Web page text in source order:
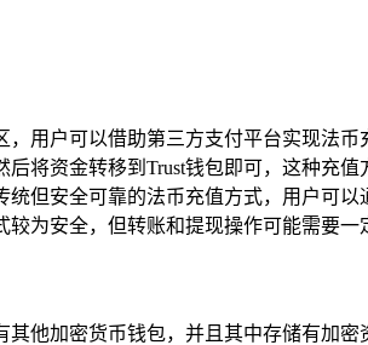
，用户可以借助第三方支付平台实现法
将资金转移到Trust钱包即可，这种充
统但安全可靠的法币充值方式，用户可
较为安全，但转账和提现操作可能需要一
其他加密货币钱包，并且其中存储有加